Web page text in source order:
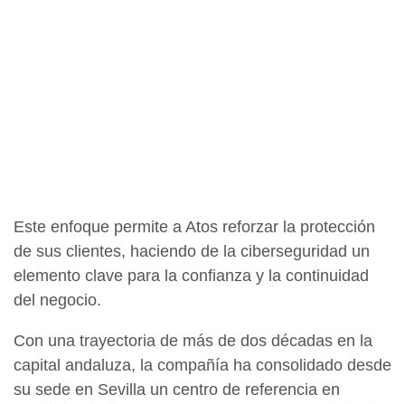
Este enfoque permite a Atos reforzar la protección
de sus clientes, haciendo de la ciberseguridad un
elemento clave para la confianza y la continuidad
del negocio.
Con una trayectoria de más de dos décadas en la
capital andaluza, la compañía ha consolidado desde
su sede en Sevilla un centro de referencia en